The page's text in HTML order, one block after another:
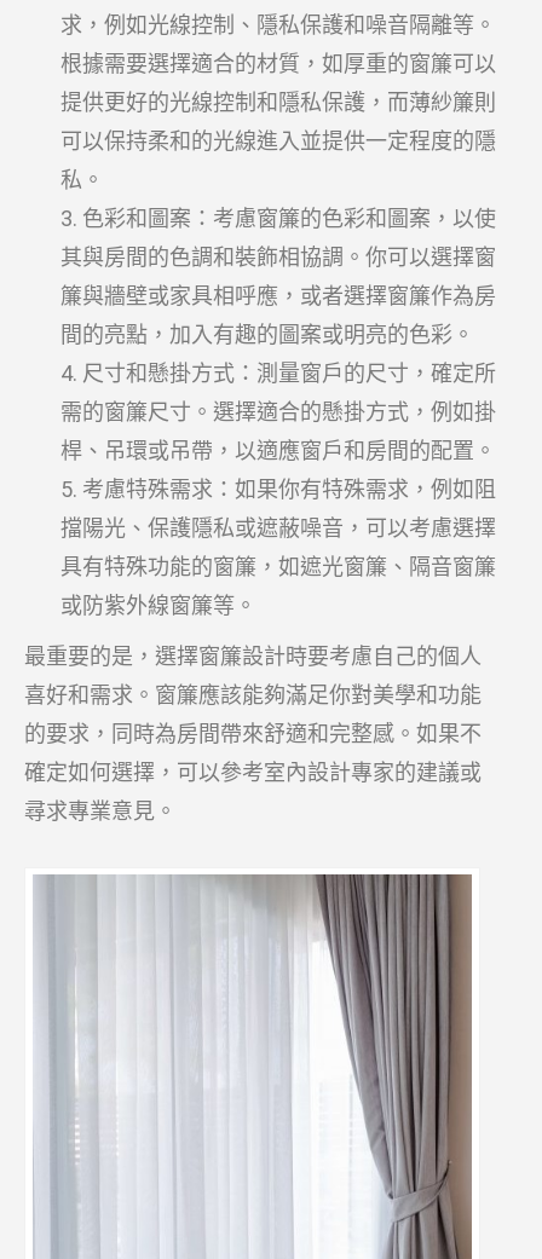
求，例如光線控制、隱私保護和噪音隔離等。
根據需要選擇適合的材質，如厚重的窗簾可以
提供更好的光線控制和隱私保護，而薄紗簾則
可以保持柔和的光線進入並提供一定程度的隱
私。
色彩和圖案：考慮窗簾的色彩和圖案，以使
其與房間的色調和裝飾相協調。你可以選擇窗
簾與牆壁或家具相呼應，或者選擇窗簾作為房
間的亮點，加入有趣的圖案或明亮的色彩。
尺寸和懸掛方式：測量窗戶的尺寸，確定所
需的窗簾尺寸。選擇適合的懸掛方式，例如掛
桿、吊環或吊帶，以適應窗戶和房間的配置。
考慮特殊需求：如果你有特殊需求，例如阻
擋陽光、保護隱私或遮蔽噪音，可以考慮選擇
具有特殊功能的窗簾，如遮光窗簾、隔音窗簾
或防紫外線窗簾等。
最重要的是，選擇窗簾設計時要考慮自己的個人
喜好和需求。窗簾應該能夠滿足你對美學和功能
的要求，同時為房間帶來舒適和完整感。如果不
確定如何選擇，可以參考室內設計專家的建議或
尋求專業意見。